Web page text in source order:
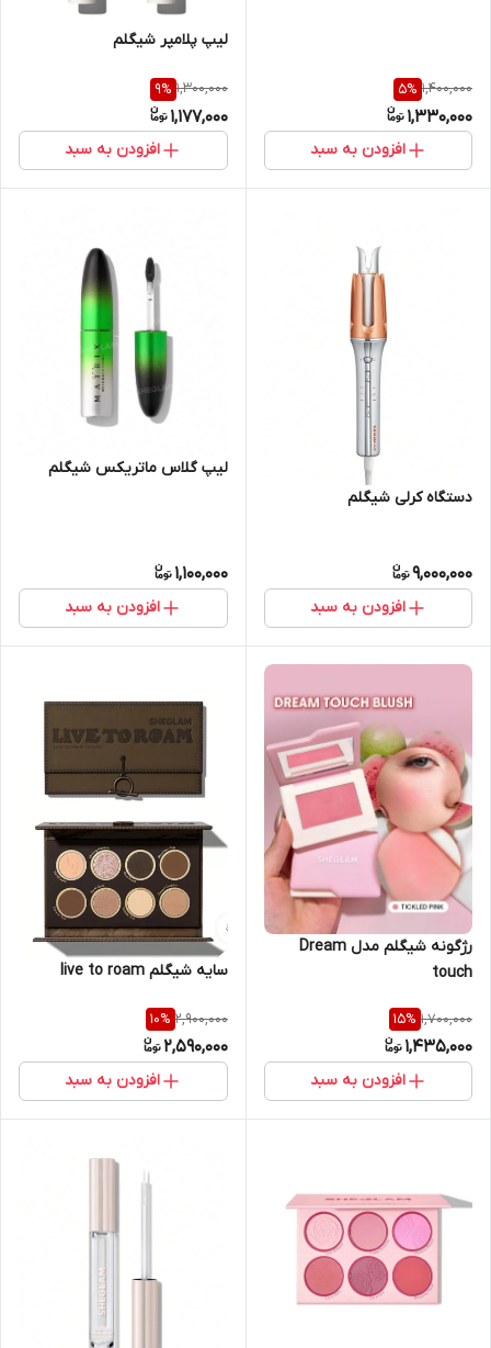
1,400,000
5%
1,330,000
افزودن به سبد
لیپ پلامپر شیگلم
1,300,000
9%
1,177,000
افزودن به سبد
دستگاه کرلی شیگلم
9,000,000
افزودن به سبد
لیپ گلاس ماتریکس شیگلم
1,100,000
افزودن به سبد
رژگونه شیگلم مدل Dream
touch
1,700,000
15%
1,435,000
افزودن به سبد
سایه شیگلم live to roam
2,900,000
10%
2,590,000
افزودن به سبد